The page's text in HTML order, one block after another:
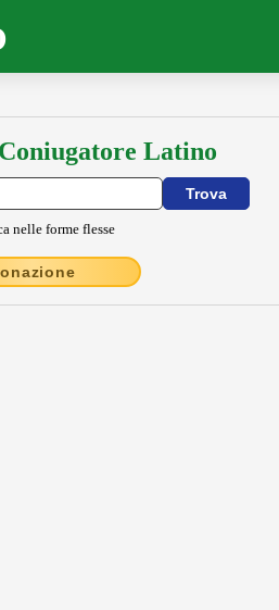
Latino
nelle forme flesse